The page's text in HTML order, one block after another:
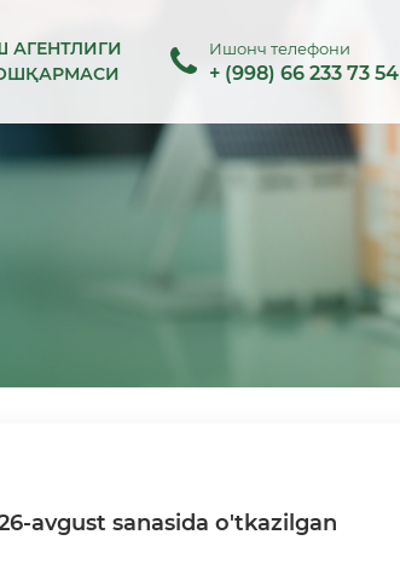
Ишонч телефони
+ (998) 66 233 73 54
avgust sanasida o'tkazilgan